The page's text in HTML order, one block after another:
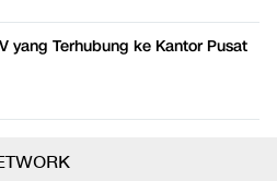
yang Terhubung ke Kantor Pusat